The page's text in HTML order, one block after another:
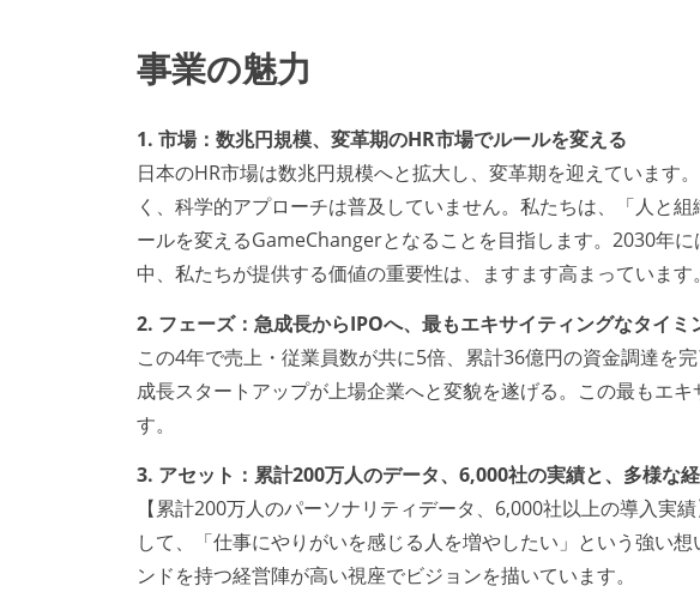
事業の魅力
1. 市場：数兆円規模、変革期のHR市場でルールを変える
日本のHR市場は数兆円規模へと拡大し、変革期を迎えています
く、科学的アプローチは普及していません。私たちは、「人と
ールを変えるGameChangerとなることを目指します。2030年
中、私たちが提供する価値の重要性は、ますます高まっています。
2. フェーズ：急成長からIPOへ、最もエキサイティングなタイミ
この4年で売上・従業員数が共に5倍、累計36億円の資金調達を
成長スタートアップが上場企業へと変貌を遂げる。この最もエ
す。
3. アセット：累計200万人のデータ、6,000社の実績と、多様な
【累計200万人のパーソナリティデータ、6,000社以上の導入実
して、「仕事にやりがいを感じる人を増やしたい」という強い
ンドを持つ経営陣が高い視座でビジョンを描いています。